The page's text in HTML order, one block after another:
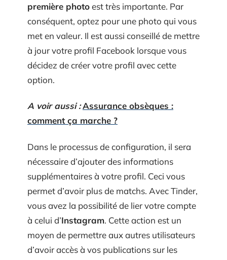
première photoest très importante. Par
conséquent, optez pour une photo qui vous
met en valeur. Il est aussi conseillé de mettre
à jour votre profil Facebook lorsque vous
décidez de créer votre profil avec cette
option.
A voir aussi :Assurance obsèques :
comment ça marche ?
Dans le processus de configuration, il sera
nécessaire d’ajouter des informations
supplémentaires à votre profil. Ceci vous
permet d’avoir plus de matchs. Avec Tinder,
vous avez la possibilité de lier votre compte
à celui d’Instagram. Cette action est un
moyen de permettre aux autres utilisateurs
d’avoir accès à vos publications sur les